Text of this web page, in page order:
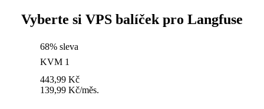
Vyberte si VPS balíček pro Langfuse
68% sleva
KVM 1
443,99 Kč
139,99 Kč/měs.